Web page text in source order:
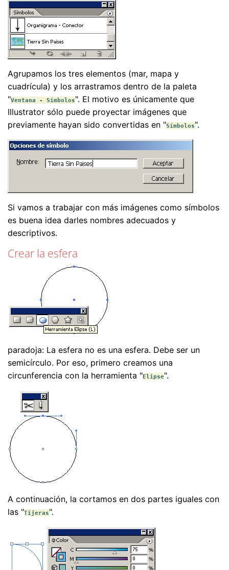
Agrupamos los tres elementos (mar, mapa y
cuadrícula) y los arrastramos dentro de la paleta
"Ventana - Símbolos". El motivo es únicamente que
Illustrator sólo puede proyectar imágenes que
previamente hayan sido convertidas en "Símbolos".
Si vamos a trabajar con más imágenes como símbolos
es buena idea darles nombres adecuados y
descriptivos.
Crear la esfera
paradoja: La esfera no es una esfera. Debe ser un
semicírculo. Por eso, primero creamos una
circunferencia con la herramienta "Elipse".
A continuación, la cortamos en dos partes iguales con
las "Tijeras".